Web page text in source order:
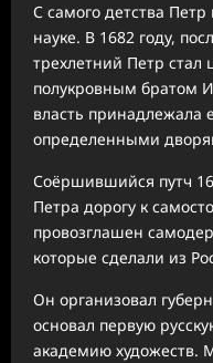
С самого детства
науке. В 1682 году,
трехлетний Петр стал
полукровным братом
власть принадлежала
определенными
Соёршившийся путч
Петра дорогу к
провозглашен
которые сделали из
Он организовал
основал первую
академию художеств.